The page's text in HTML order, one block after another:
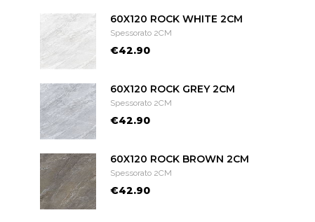
60X120 ROCK WHITE 2CM
Spessorato 2CM
€42.90
60X120 ROCK GREY 2CM
Spessorato 2CM
€42.90
60X120 ROCK BROWN 2CM
Spessorato 2CM
€42.90